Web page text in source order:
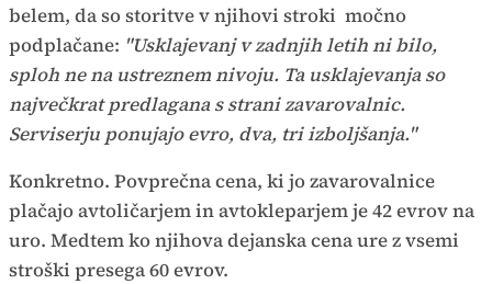
belem, da so storitve v njihovi stroki močno
podplačane: "Usklajevanj v zadnjih letih ni bilo,
sploh ne na ustreznem nivoju. Ta usklajevanja so
največkrat predlagana s strani zavarovalnic.
Serviserju ponujajo evro, dva, tri izboljšanja."
Konkretno. Povprečna cena, ki jo zavarovalnice
plačajo avtoličarjem in avtokleparjem je 42 evrov na
uro. Medtem ko njihova dejanska cena ure z vsemi
stroški presega 60 evrov.